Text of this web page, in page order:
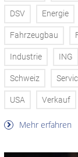
DSV Energie
Fahrzeugbau
Industrie ING
Schweiz
USA Verkauf
Mehr erfahren